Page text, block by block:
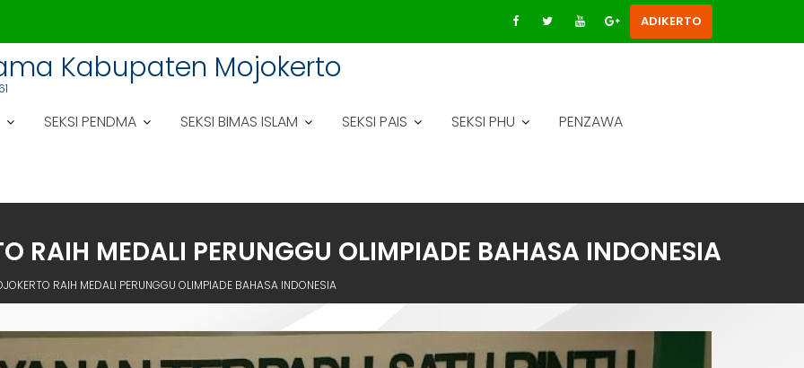
ADIKERTO
Kabupaten Mojokerto
SEKSI PENDMA SEKSI BIMAS ISLAM SEKSI PAIS SEKSI PHU PENZAWA
RAIH MEDALI PERUNGGU OLIMPIADE BAHASA INDONESIA
RAIH MEDALI PERUNGGU OLIMPIADE BAHASA INDONESIA